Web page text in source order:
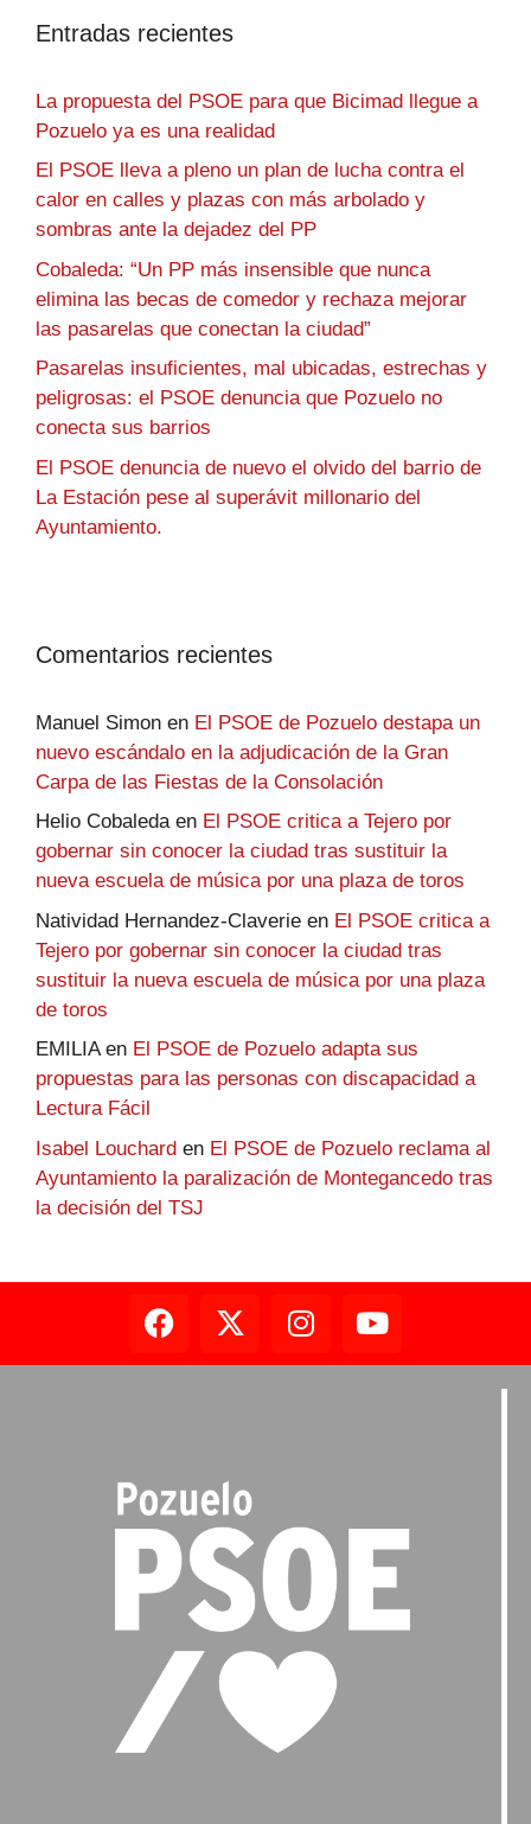
Entradas recientes
La propuesta del PSOE para que Bicimad llegue a
Pozuelo ya es una realidad
El PSOE lleva a pleno un plan de lucha contra el
calor en calles y plazas con más arbolado y
sombras ante la dejadez del PP
Cobaleda: “Un PP más insensible que nunca
elimina las becas de comedor y rechaza mejorar
las pasarelas que conectan la ciudad”
Pasarelas insuficientes, mal ubicadas, estrechas y
peligrosas: el PSOE denuncia que Pozuelo no
conecta sus barrios
El PSOE denuncia de nuevo el olvido del barrio de
La Estación pese al superávit millonario del
Ayuntamiento.
Comentarios recientes
Manuel Simon en El PSOE de Pozuelo destapa un
nuevo escándalo en la adjudicación de la Gran
Carpa de las Fiestas de la Consolación
Helio Cobaledaen El PSOE critica a Tejero por
gobernar sin conocer la ciudad tras sustituir la
nueva escuela de música por una plaza de toros
Natividad Hernandez-Claverie en El PSOE critica a
Tejero por gobernar sin conocer la ciudad tras
sustituir la nueva escuela de música por una plaza
de toros
EMILIAen El PSOE de Pozuelo adapta sus
propuestas para las personas con discapacidad a
Lectura Fácil
Isabel Louchard en El PSOE de Pozuelo reclama al
Ayuntamiento la paralización de Montegancedo tras
la decisión del TSJ